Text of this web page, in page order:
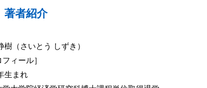
二分法の幻想：会計利益と経済所得
めに
学界の会計人であるジョン・ヒックス
られたオーストリアとのつながり
りに：さようなら二分法
著者紹介
樹（さいとう しずき）
フィール］
生まれ